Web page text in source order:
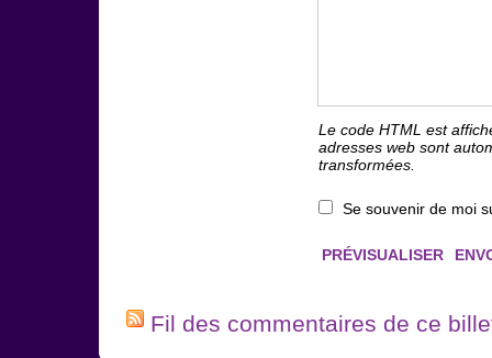
Le code HTML est
adresses web sont
transformées.
Se souvenir de moi
Fil des commentaires de ce